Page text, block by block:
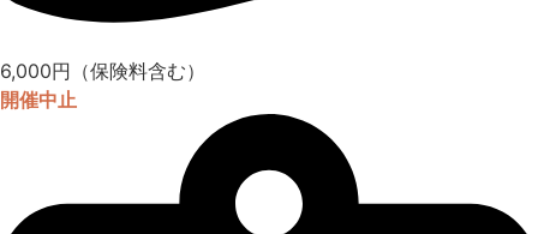
6,000円（保険料含む）
開催中止